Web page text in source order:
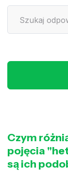
Czym
pojęcia
są ich